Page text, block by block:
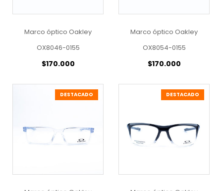
Marco óptico Oakley
OX8046-0155
$170.000
Marco óptico Oakley
OX8054-0155
$170.000
DESTACADO DESTACADO